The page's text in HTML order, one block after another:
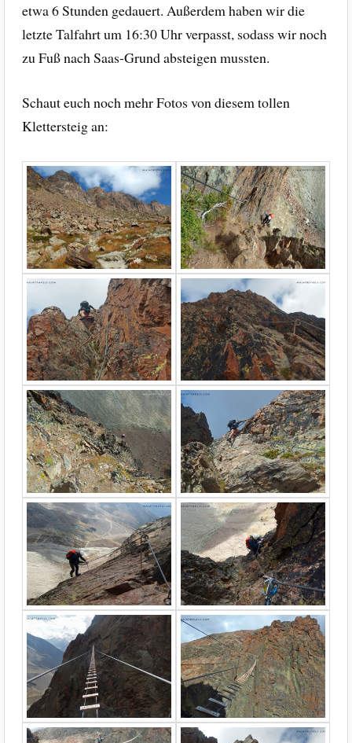
etwa 6 Stunden gedauert. Außerdem haben wir die
letzte Talfahrt um 16:30 Uhr verpasst, sodass wir noch
zu Fuß nach Saas-Grund absteigen mussten.
Schaut euch noch mehr Fotos von diesem tollen
Klettersteig an: